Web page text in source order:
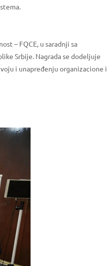
– FQCE, u saradnji sa
Srbije. Nagrada se dodeljuje
i unapređenju organizacione i